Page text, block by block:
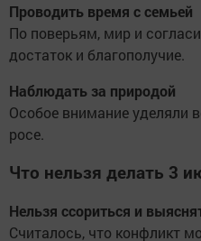
Проводить время с семьей
По поверьям, мир и
достаток и благополучие.
Наблюдать за природой
Особое внимание уделяли
росе.
Что нельзя делать 3
Нельзя ссориться и
Считалось, что конфликт